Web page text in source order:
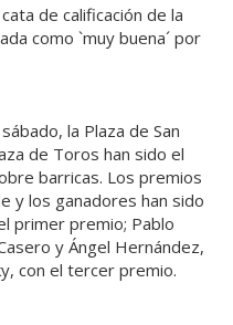
de calificación de la
como `muy buena´ por
la Plaza de San
de Toros han sido el
barricas. Los premios
y los ganadores han sido
primer premio; Pablo
y Ángel Hernández,
con el tercer premio.